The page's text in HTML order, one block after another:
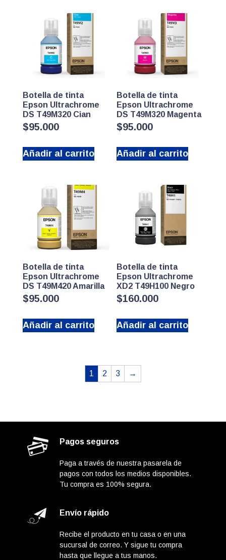
Botella de tinta
Epson Ultrachrome
DS T49M320 Cian
$95.000
Añadir al carrito
Botella de tinta
Epson Ultrachrome
DS T49M320 Magenta
$95.000
Añadir al carrito
Botella de tinta
Epson Ultrachrome
DS T49M420 Amarilla
$95.000
Añadir al carrito
Botella de tinta
Epson Ultrachrome
XD2 T49H100 Negro
$160.000
Añadir al carrito
1 2 3 →
Pagos seguros
Paga a través de nuestra pasarela de
pagos con todos los medios disponibles.
Tu compra es 100% segura.
Envío rápido
Recibe el producto en tu casa o en una
sucursal de correo. Y sigue tu compra
hasta que llegue a tus manos.